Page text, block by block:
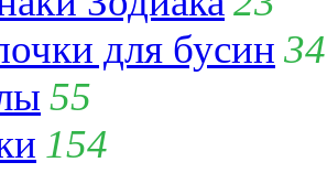
для бусин 34
55
154